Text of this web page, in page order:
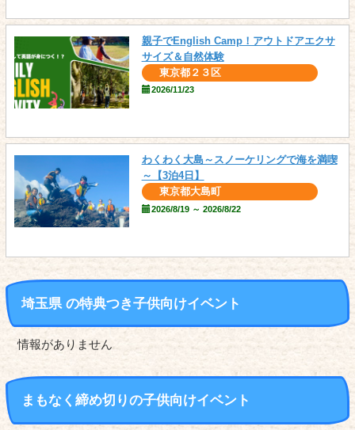
親子でEnglish Camp！アウトドアエクサ
サイズ＆自然体験
東京都２３区
2026/11/23
わくわく大島～スノーケリングで海を満喫
～【3泊4日】
東京都大島町
2026/8/19 ～ 2026/8/22
埼玉県 の特典つき子供向けイベント
情報がありません
まもなく締め切りの子供向けイベント